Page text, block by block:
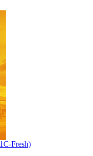
Fresh)